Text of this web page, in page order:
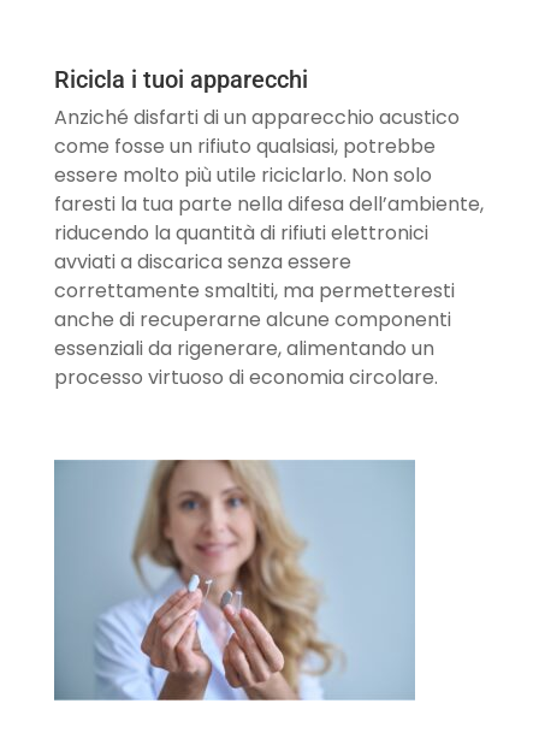
Ricicla i tuoi apparecchi
Anziché disfarti di un apparecchio acustico
come fosse un rifiuto qualsiasi, potrebbe
essere molto più utile riciclarlo. Non solo
faresti la tua parte nella difesa dell’ambiente,
riducendo la quantità di rifiuti elettronici
avviati a discarica senza essere
correttamente smaltiti, ma permetteresti
anche di recuperarne alcune componenti
essenziali da rigenerare, alimentando un
processo virtuoso di economia circolare.